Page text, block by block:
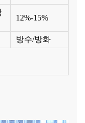
12%-15%
방수/방화